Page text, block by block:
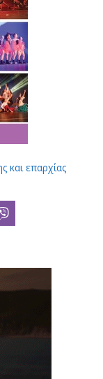
και επαρχίας